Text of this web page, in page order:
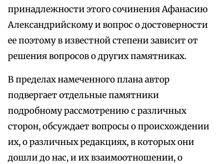
принадлежности этого сочинения Афанасию
Александрийскому и вопрос о достоверности
ее поэтому в известной степени зависит от
решения вопросов о других памятниках.
В пределах намеченного плана автор
подвергает отдельные памятники
подробному рассмотрению с различных
сторон, обсуждает вопросы о происхождении
их, о различных редакциях, в которых они
дошли до нас, и их взаимоотношении, о